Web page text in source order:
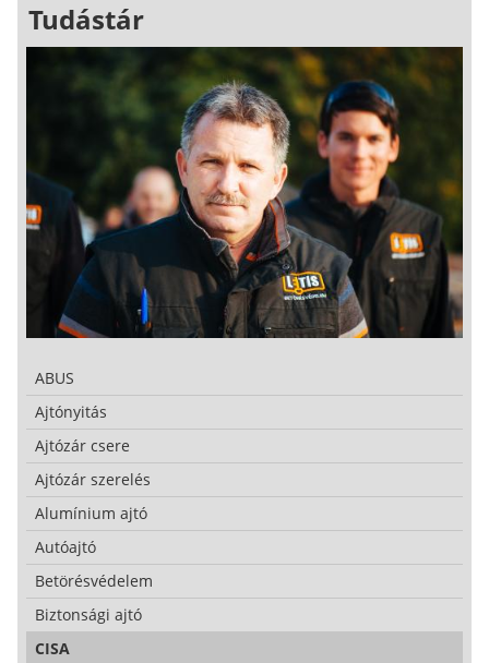
Tudástár
ABUS
Ajtónyitás
Ajtózár csere
Ajtózár szerelés
Alumínium ajtó
Autóajtó
Betörésvédelem
Biztonsági ajtó
CISA